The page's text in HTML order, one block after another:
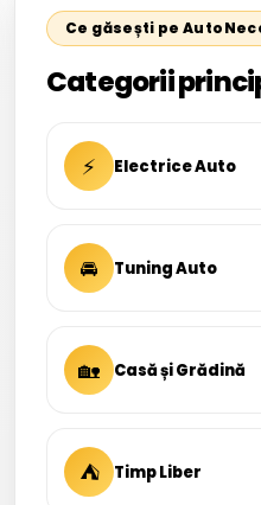
Ce găsești pe
Categorii
⚡ Electrice Auto
🚘 Tuning Auto
🏡 Casă și Grădină
⛺ Timp Liber